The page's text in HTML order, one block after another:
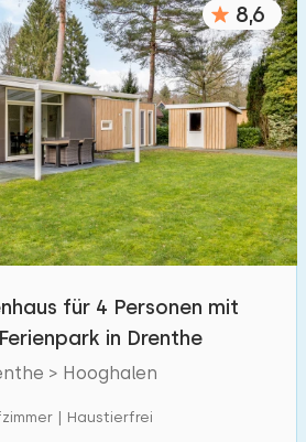
8,6
für 4 Personen mit
in Drenthe
> Hooghalen
| Haustierfrei